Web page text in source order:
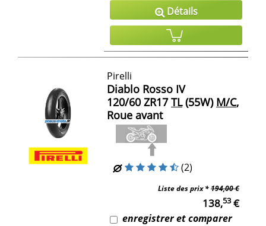
Détails
Pirelli
Diablo Rosso IV
120/60 ZR17 TL(55W) M/C,
Roue avant
(2)
Liste des prix *194,00 €
138,53€
enregistrer et comparer